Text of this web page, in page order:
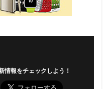
情報をチェックしよう！